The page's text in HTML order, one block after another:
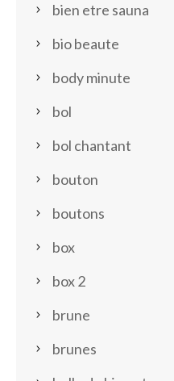
bien etre sauna
bio beaute
body minute
bol
bol chantant
bouton
boutons
box
box 2
brune
brunes